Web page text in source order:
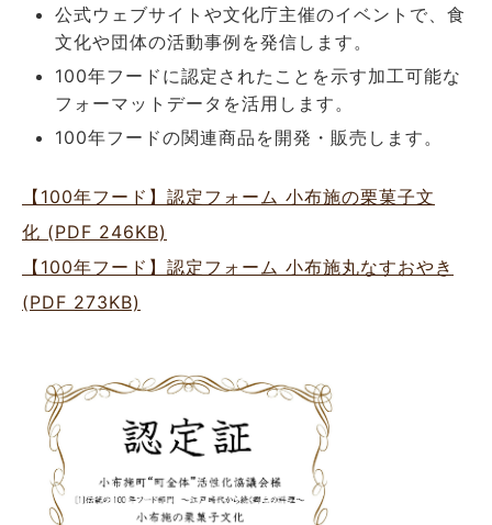
公式ウェブサイトや文化庁主催のイベントで、食
文化や団体の活動事例を発信します。
100年フードに認定されたことを示す加工可能な
フォーマットデータを活用します 。
100年フードの関連商品を開発・販売します。
【100年フード】認定フォーム 小布施の栗菓子文
化 (PDF 246KB)
【100年フード】認定フォーム 小布施丸なすおやき
(PDF 273KB)